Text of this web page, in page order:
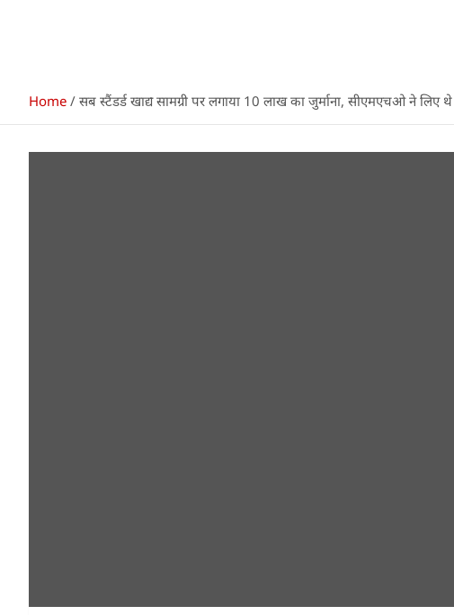
Home सब स्टैंडर्ड खाद्य सामग्री पर लगाया 10 लाख का जुर्माना, सीएमएचओ ने लिए